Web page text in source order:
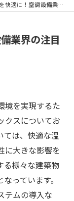
！空調設備業界の注目トピックス
業界の注目
境を実現するた
クスについてお
ては、快適な温
に大きな影響を
る様々な建築物
っています。
テムの導入な